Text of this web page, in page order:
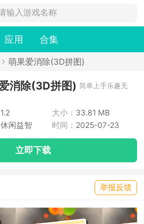
应用 合集
萌果爱消除(3D拼图)
消除(3D拼图) 简单上手乐趣无
1.2 大小： 33.81 MB
休闲益智 时间： 2025-07-23
立即下载
举报反馈